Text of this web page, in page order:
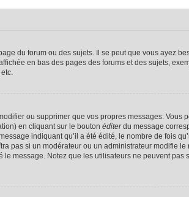
du forum ou des sujets. Il se peut que vous ayez
en bas des pages des forums et des sujets,
ou supprimer que vos propres messages. Vous
en cliquant sur le bouton éditerdu message
indiquant qu’il a été édité, le nombre de fois
pas si un modérateur ou un administrateur modifie
message. Notez que les utilisateurs ne peuvent pas